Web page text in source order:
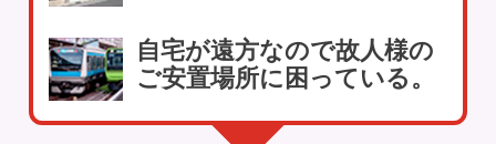
自宅が遠方なので故人様の
ご安置場所に困っている。